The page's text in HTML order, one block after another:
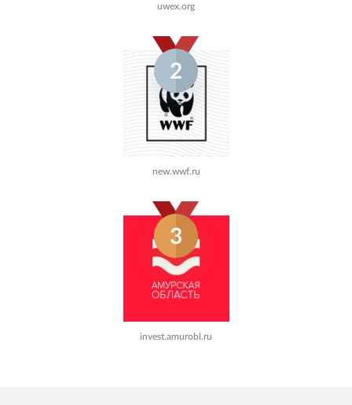
uwex.org
2
new.wwf.ru
3
invest.amurobl.ru